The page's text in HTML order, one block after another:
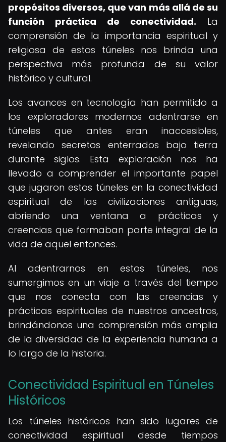
propósitos diversos, que van más allá de su
función práctica de conectividad. La
comprensión de la importancia espiritual y
religiosa de estos túneles nos brinda una
perspectiva más profunda de su valor
histórico y cultural.
Los avances en tecnología han permitido a
los exploradores modernos adentrarse en
túneles que antes eran inaccesibles,
revelando secretos enterrados bajo tierra
durante siglos. Esta exploración nos ha
llevado a comprender el importante papel
que jugaron estos túneles en la conectividad
espiritual de las civilizaciones antiguas,
abriendo una ventana a prácticas y
creencias que formaban parte integral de la
vida de aquel entonces.
Al adentrarnos en estos túneles, nos
sumergimos en un viaje a través del tiempo
que nos conecta con las creencias y
prácticas espirituales de nuestros ancestros,
brindándonos una comprensión más amplia
de la diversidad de la experiencia humana a
lo largo de la historia.
Conectividad Espiritual en Túneles
Históricos
Los túneles históricos han sido lugares de
conectividad espiritual desde tiempos